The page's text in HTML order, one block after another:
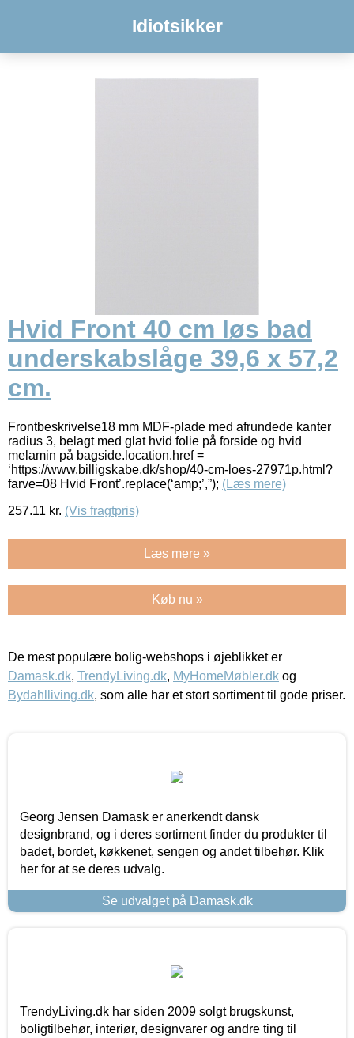
Idiotsikker
Hvid Front 40 cm løs bad
underskabslåge 39,6 x 57,2
cm.
Frontbeskrivelse18 mm MDF-plade med afrundede kanter
radius 3, belagt med glat hvid folie på forside og hvid
melamin på bagside.location.href =
‘https://www.billigskabe.dk/shop/40-cm-loes-27971p.html?
farve=08 Hvid Front’.replace(‘amp;’,”); (Læs mere)
257.11 kr. (Vis fragtpris)
Læs mere »
Køb nu »
De mest populære bolig-webshops i øjeblikket er
Damask.dk, TrendyLiving.dk, MyHomeMøbler.dk og
Bydahlliving.dk, som alle har et stort sortiment til gode priser.
Georg Jensen Damask er anerkendt dansk
designbrand, og i deres sortiment finder du produkter til
badet, bordet, køkkenet, sengen og andet tilbehør. Klik
her for at se deres udvalg.
Se udvalget på Damask.dk
TrendyLiving.dk har siden 2009 solgt brugskunst,
boligtilbehør, interiør, designvarer og andre ting til